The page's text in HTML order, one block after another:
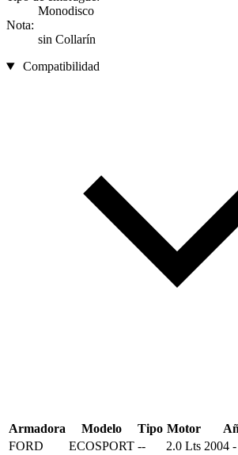
Monodisco
Nota:
sin Collarín
Compatibilidad
Armadora Modelo Tipo Motor
FORD
ECOSPORT -- 2.0 Lts 2004